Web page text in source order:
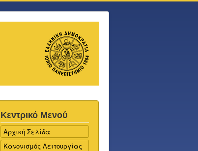
Κεντρικό Μενού
Αρχική Σελίδα
Κανονισμός Λειτουργίας